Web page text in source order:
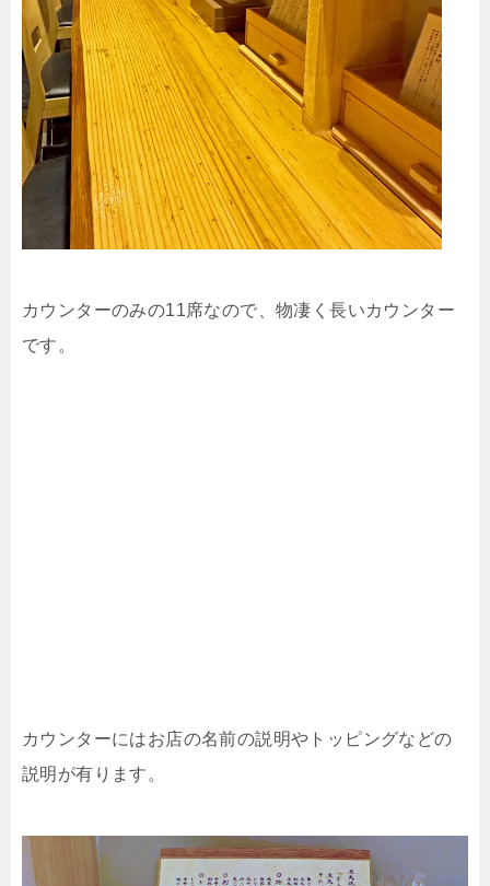
カウンターのみの11席なので、物凄く長いカウンター
です。
カウンターにはお店の名前の説明やトッピングなどの
説明が有ります。